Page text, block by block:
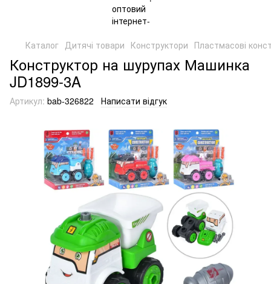
Каталог Дитячі товари Конструктори Пластмасові
Конструктор на шурупах Машинка
JD1899-3A
Артикул: bab-326822 Написати відгук